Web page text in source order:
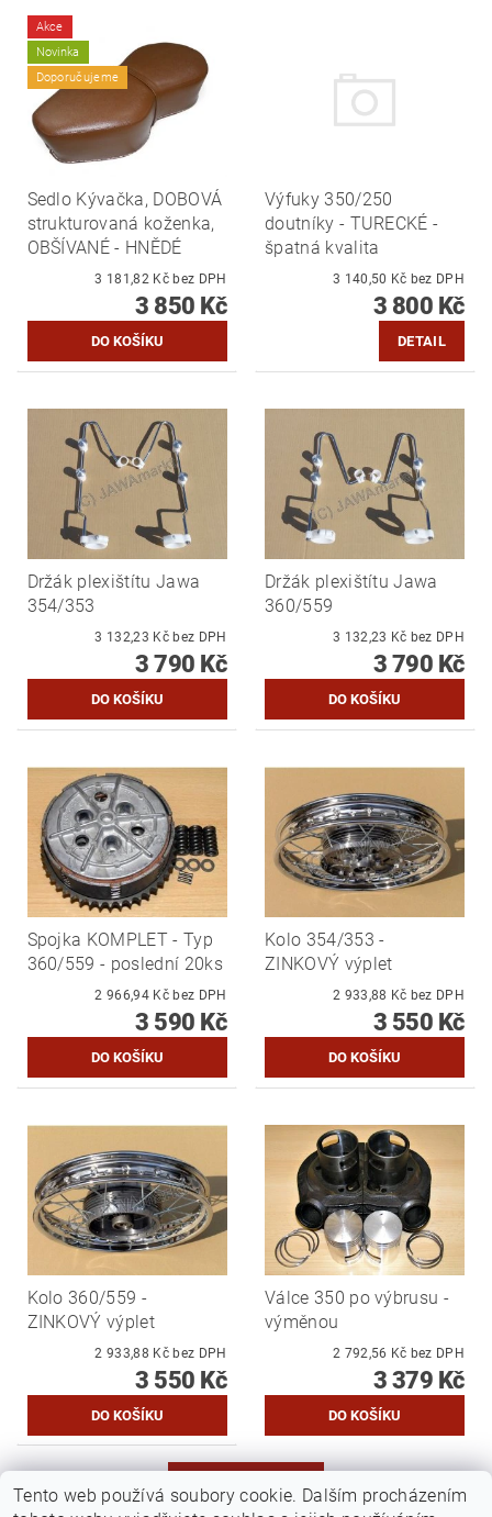
Akce
Novinka
Doporučujeme
Sedlo Kývačka, DOBOVÁ
strukturovaná koženka,
OBŠÍVANÉ - HNĚDÉ
3 181,82 Kč bez DPH
3 850 Kč
Výfuky 350/250
doutníky - TURECKÉ -
špatná kvalita
3 140,50 Kč bez DPH
3 800 Kč
DETAIL
Držák plexištítu Jawa
354/353
3 132,23 Kč bez DPH
3 790 Kč
Držák plexištítu Jawa
360/559
3 132,23 Kč bez DPH
3 790 Kč
Spojka KOMPLET - Typ
360/559 - poslední 20ks
2 966,94 Kč bez DPH
3 590 Kč
Kolo 354/353 -
ZINKOVÝ výplet
2 933,88 Kč bez DPH
3 550 Kč
Kolo 360/559 -
ZINKOVÝ výplet
2 933,88 Kč bez DPH
3 550 Kč
Válce 350 po výbrusu -
výměnou
2 792,56 Kč bez DPH
3 379 Kč
Tento web používá soubory cookie. Dalším procházením